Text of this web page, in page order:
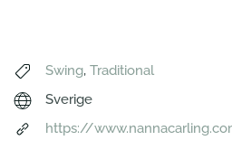
Swing, Traditional
Sverige
https://